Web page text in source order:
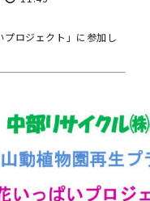
ロジェクト」に参加し